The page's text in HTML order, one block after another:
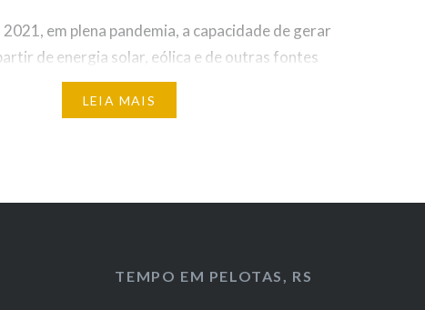
2021, em plena pandemia, a capacidade de gerar
de energia solar, eólica e de outras fontes
um nível recorde. Segundo um relatório da
de Energia, espera-se que, em 2022, essa
LEIA MAIS
TEMPO EM PELOTAS, RS